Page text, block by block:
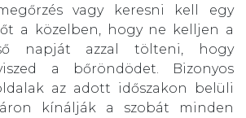
vagy keresni kell egy
a közelben, hogy ne kelljen a
napját azzal tölteni, hogy
a bőröndödet. Bizonyos
az adott időszakon belüli
áron kínálják a szobát minden